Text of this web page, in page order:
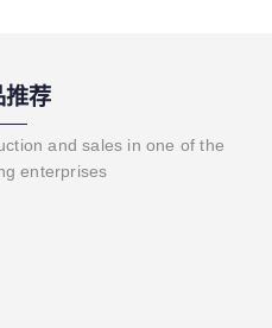
推荐
and sales in one of the
enterprises